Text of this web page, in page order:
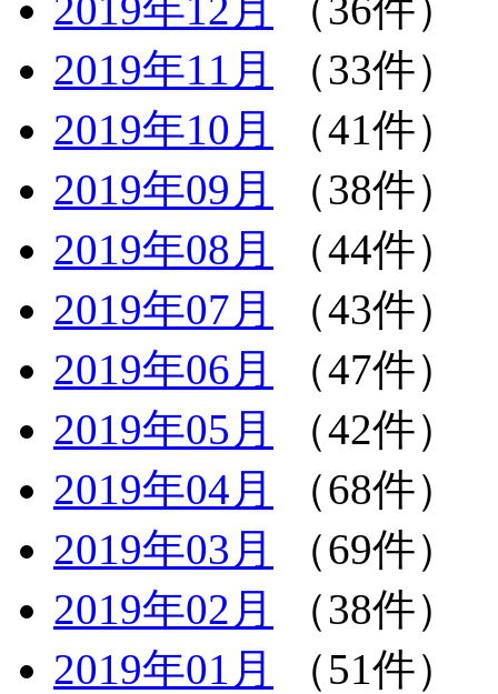
2019年11月
（33件）
2019年10月
（41件）
2019年09月
（38件）
2019年08月
（44件）
2019年07月
（43件）
2019年06月
（47件）
2019年05月
（42件）
2019年04月
（68件）
2019年03月
（69件）
2019年02月
（38件）
2019年01月
（51件）